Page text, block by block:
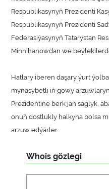
Respublikasynyň Prezidenti
Respublikasynyň Prezidenti
Federasiýasynyň Tatarystan
Minnihanowdan we
Hatlary iberen daşary ýurt
mynasybetli iň gowy
Prezidentine berk jan saglyk,
onuň dostlukly halkyna bolsa
arzuw edýärler.
Whois gözlegi